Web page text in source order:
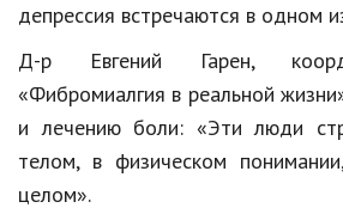
депрессия встречаются в одном
Д-р Евгений Гарен,
«Фибромиалгия в реальной
и лечению боли: «Эти люди
телом, в физическом понимании
целом».